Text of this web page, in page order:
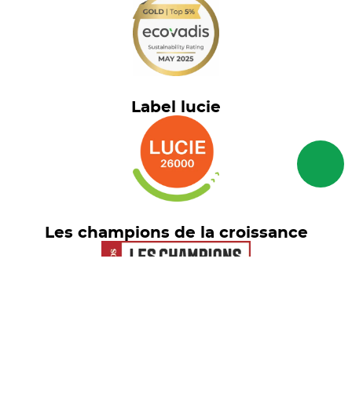
Label lucie
Les champions de la croissance